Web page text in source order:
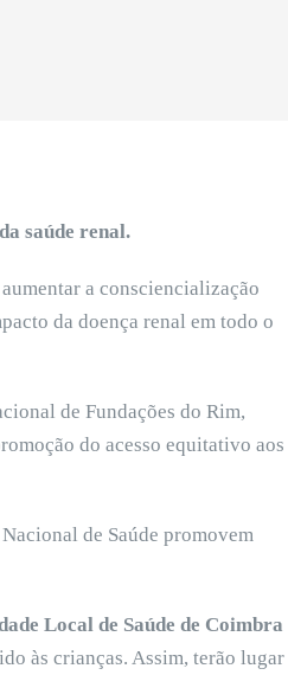
saúde renal.
a consciencialização
da doença renal em todo o
de Fundações do Rim,
do acesso equitativo aos
de Saúde promovem
Local de Saúde de Coimbra
às crianças. Assim, terão lugar